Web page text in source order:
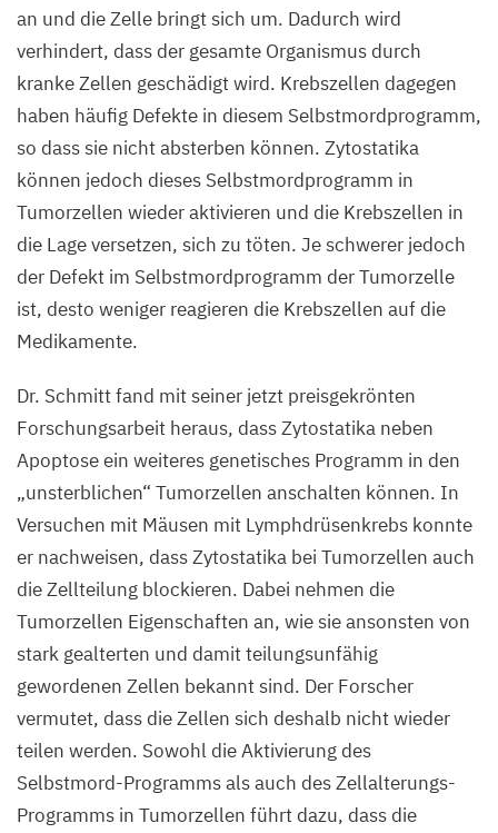
an und die Zelle bringt sich um. Dadurch wird
verhindert, dass der gesamte Organismus durch
kranke Zellen geschädigt wird. Krebszellen dagegen
haben häufig Defekte in diesem Selbstmordprogramm,
so dass sie nicht absterben können. Zytostatika
können jedoch dieses Selbstmordprogramm in
Tumorzellen wieder aktivieren und die Krebszellen in
die Lage versetzen, sich zu töten. Je schwerer jedoch
der Defekt im Selbstmordprogramm der Tumorzelle
ist, desto weniger reagieren die Krebszellen auf die
Medikamente.
Dr. Schmitt fand mit seiner jetzt preisgekrönten
Forschungsarbeit heraus, dass Zytostatika neben
Apoptose ein weiteres genetisches Programm in den
„unsterblichen“ Tumorzellen anschalten können. In
Versuchen mit Mäusen mit Lymphdrüsenkrebs konnte
er nachweisen, dass Zytostatika bei Tumorzellen auch
die Zellteilung blockieren. Dabei nehmen die
Tumorzellen Eigenschaften an, wie sie ansonsten von
stark gealterten und damit teilungsunfähig
gewordenen Zellen bekannt sind. Der Forscher
vermutet, dass die Zellen sich deshalb nicht wieder
teilen werden. Sowohl die Aktivierung des
Selbstmord-Programms als auch des Zellalterungs-
Programms in Tumorzellen führt dazu, dass die